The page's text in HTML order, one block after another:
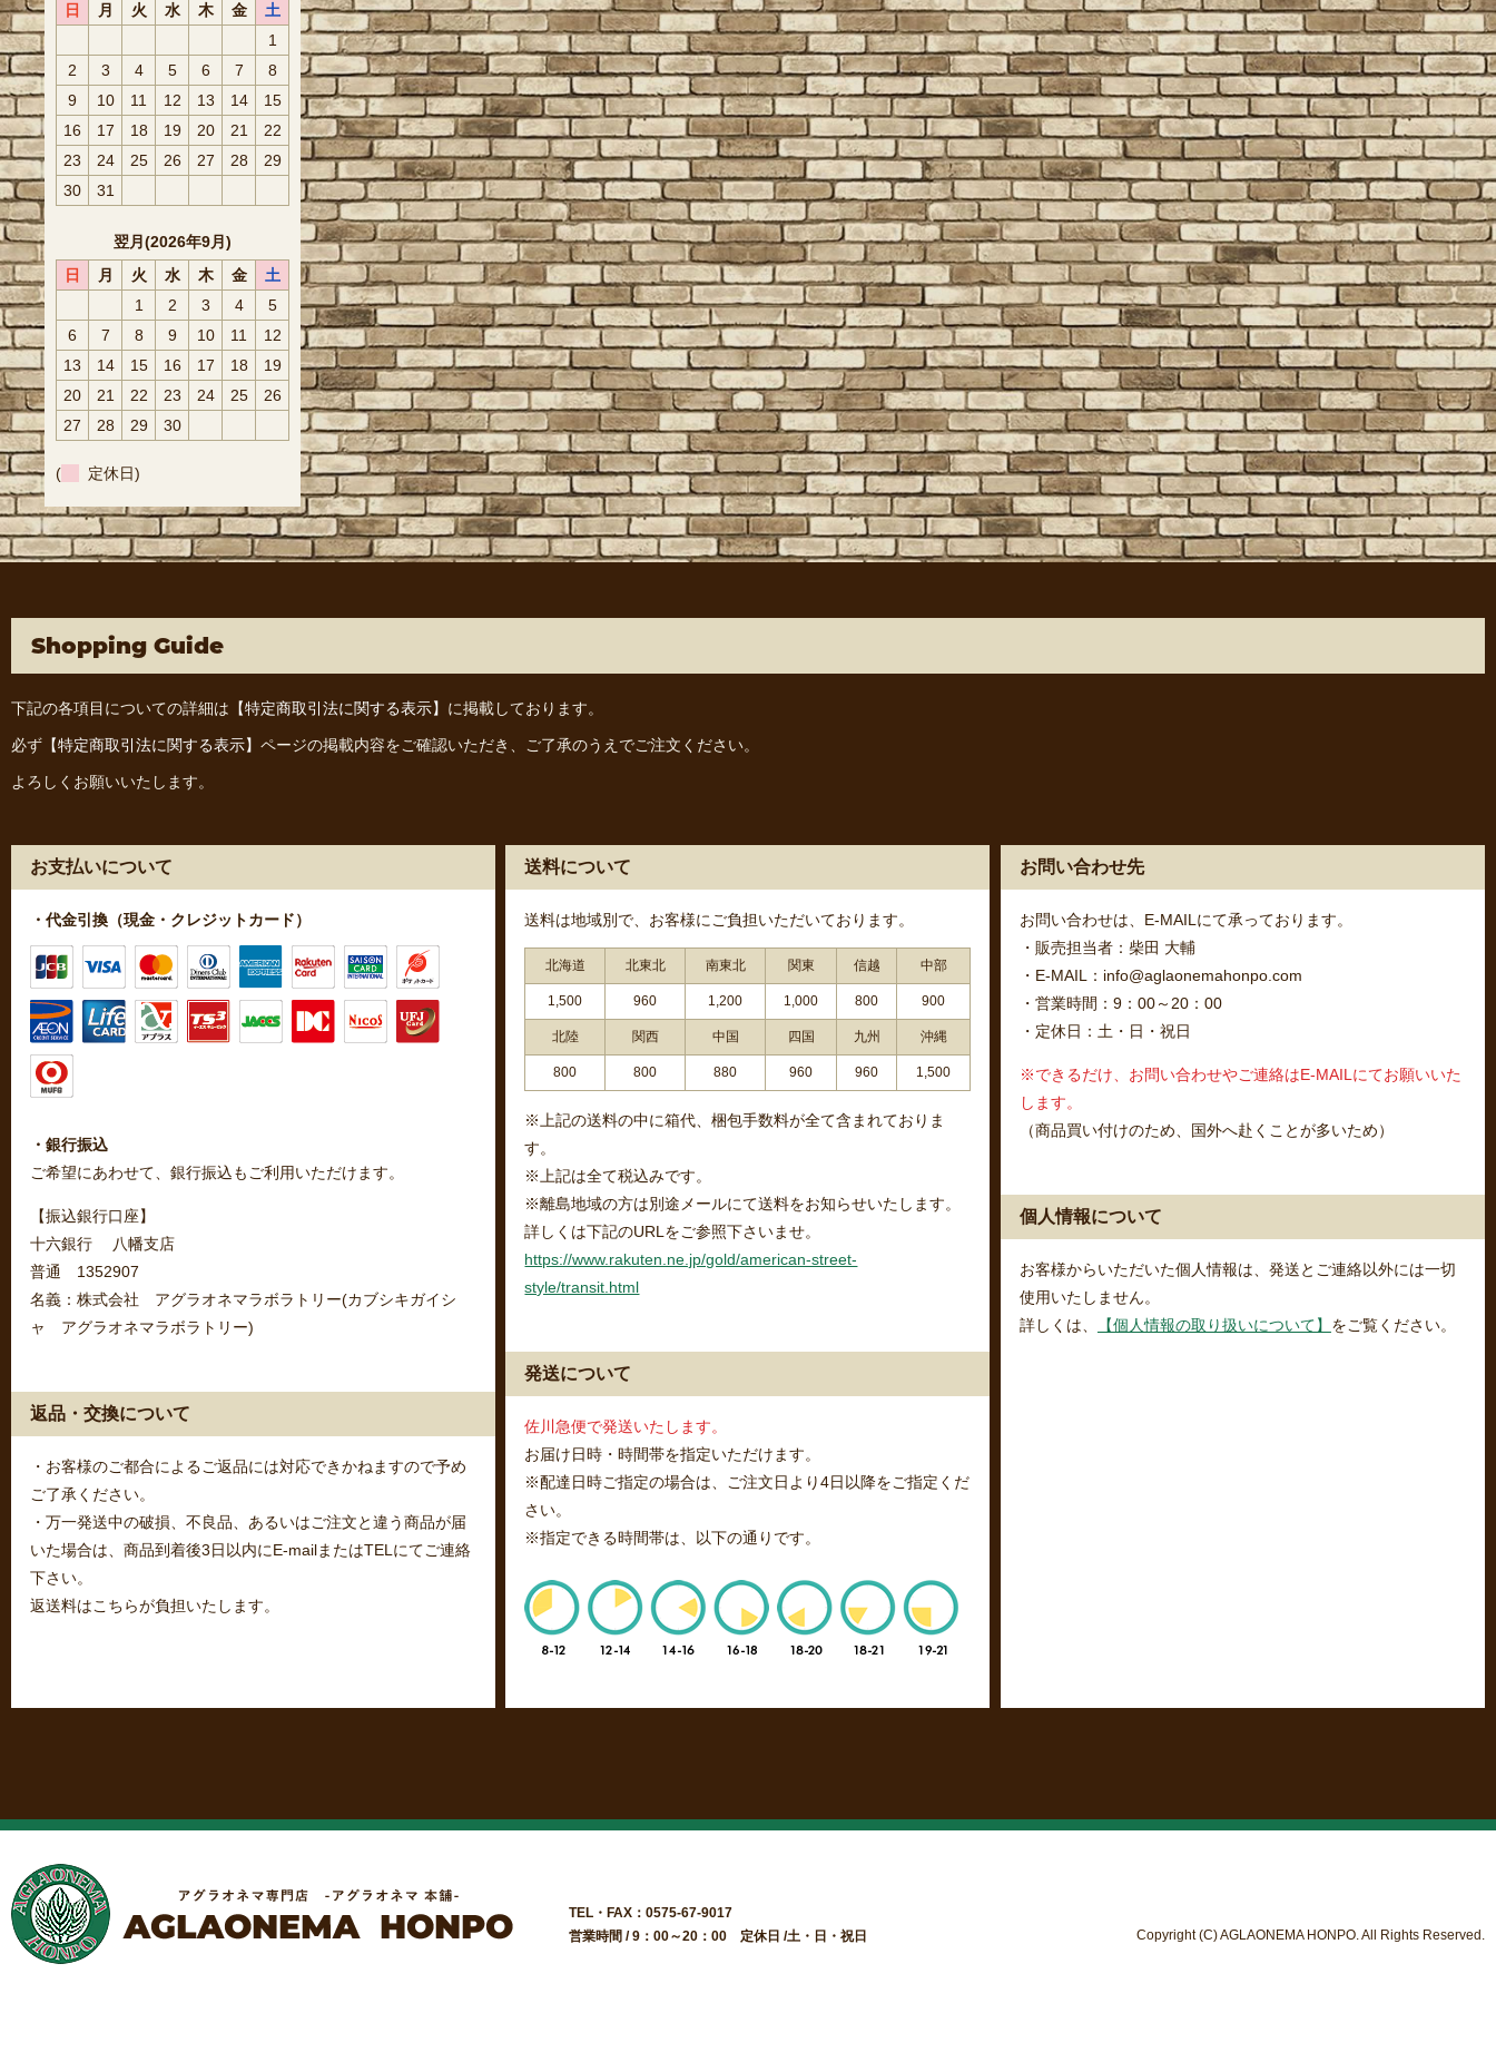
日
月 火 水 木 金
土
1
2
3 4 5 6 7
8
9
10 11 12 13 14
15
16
17 18 19 20 21
22
23
24 25 26 27 28
29
30
31
翌月(2026年9月)
日
月 火 水 木 金
土
1
2 3 4
5
6
7 8 9 10 11
12
13
14 15 16 17 18
19
20
21 22 23 24 25
26
27
28 29 30
( 定休日)
Shopping Guide
下記の各項目についての詳細は 【特定商取引法に関する表示】 に掲載しております。
必ず 【特定商取引法に関する表示】 ページの掲載内容をご確認いただき、ご了承のうえでご注文ください。
よろしくお願いいたします。
お支払いについて
・代金引換（現金・クレジットカード）
・銀行振込
ご希望にあわせて、銀行振込もご利用いただけます。
【振込銀行口座】
十六銀行 八幡支店
普通 1352907
名義：株式会社 アグラオネマラボラトリー(カブシキガイシ
ャ アグラオネマラボラトリー)
返品・交換について
・お客様のご都合によるご返品には対応できかねますので予め
ご了承ください。
・万一発送中の破損、不良品、あるいはご注文と違う商品が届
いた場合は、商品到着後3日以内にE-mailまたはTELにてご連絡
下さい。
返送料はこちらが負担いたします。
送料について
送料は地域別で、お客様にご負担いただいております。
北海道 北東北 南東北 関東 信越 中部
1,500 960 1,200 1,000 800 900
北陸 関西 中国 四国 九州 沖縄
800 800 880 960 960 1,500
※上記の送料の中に箱代、梱包手数料が全て含まれておりま
す。
※上記は全て税込みです。
※離島地域の方は別途メールにて送料をお知らせいたします。
詳しくは下記のURLをご参照下さいませ。
https://www.rakuten.ne.jp/gold/american-street-
style/transit.html
発送について
佐川急便で発送いたします。
お届け日時・時間帯を指定いただけます。
※配達日時ご指定の場合は、ご注文日より4日以降をご指定くだ
さい。
※指定できる時間帯は、以下の通りです。
お問い合わせ先
お問い合わせは、E-MAILにて承っております。
・販売担当者：柴田 大輔
・E-MAIL：info@aglaonemahonpo.com
・営業時間：9：00～20：00
・定休日：土・日・祝日
※できるだけ、お問い合わせやご連絡はE-MAILにてお願いいた
します。
（商品買い付けのため、国外へ赴くことが多いため）
個人情報について
お客様からいただいた個人情報は、発送とご連絡以外には一切
使用いたしません。
詳しくは、
【個人情報の取り扱いについて】 をご覧ください。
TEL・FAX：0575-67-9017
営業時間 / 9：00～20：00 定休日 /土・日・祝日
Copyright (C) AGLAONEMA HONPO. All Rights Reserved.